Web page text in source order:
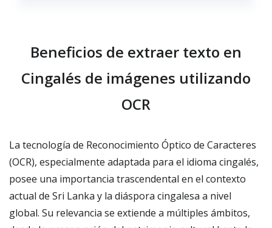
Beneficios de extraer texto en
Cingalés de imágenes utilizando
OCR
La tecnología de Reconocimiento Óptico de Caracteres
(OCR), especialmente adaptada para el idioma cingalés,
posee una importancia trascendental en el contexto
actual de Sri Lanka y la diáspora cingalesa a nivel
global. Su relevancia se extiende a múltiples ámbitos,